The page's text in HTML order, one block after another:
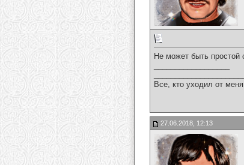
Не может быть простой
Все, кто уходил от
27.06.2018, 12:13